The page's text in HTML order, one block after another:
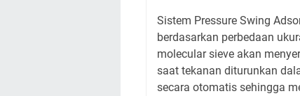
Sistem Pressure Swing
berdasarkan perbedaan
molecular sieve akan
saat tekanan diturunkan
secara otomatis sehingga